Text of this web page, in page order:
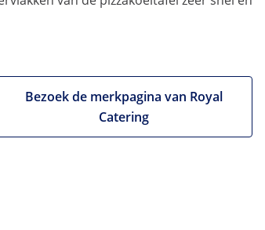
Bezoek de merkpagina van Royal
Catering